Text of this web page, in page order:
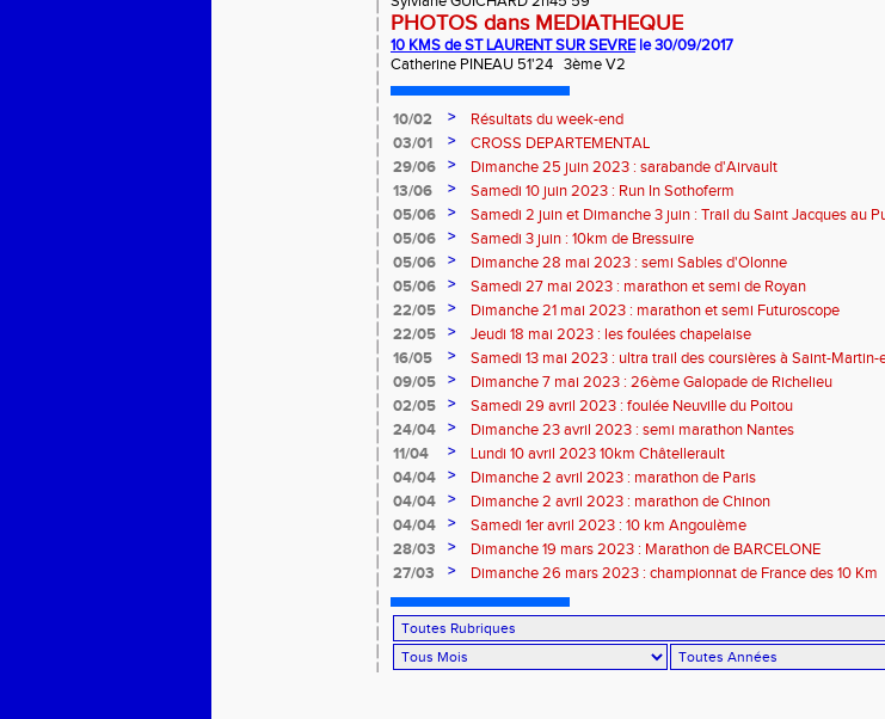
PHOTOS dans MEDIATHEQUE
10 KMS de ST LAURENT SUR SEVREle 30/09/2017
Catherine PINEAU 51'24 3ème V2
10/02 >
Résultats du week-end
03/01
>
CROSS DEPARTEMENTAL
29/06
>
Dimanche 25 juin 2023 : sarabande d'Airvault
13/06
>
Samedi 10 juin 2023 : Run In Sothoferm
05/06
>
Samedi 2 juin et Dimanche 3 juin : Trail du Saint Jacques au
Velay
05/06 >
Samedi 3 juin : 10km de Bressuire
05/06
>
Dimanche 28 mai 2023 : semi Sables d'Olonne
05/06
>
Samedi 27 mai 2023 : marathon et semi de Royan
22/05
>
Dimanche 21 mai 2023 : marathon et semi Futuroscope
22/05
>
Jeudi 18 mai 2023 : les foulées chapelaise
16/05
>
Samedi 13 mai 2023 : ultra trail des coursières à Saint-Martin-
09/05
>
Dimanche 7 mai 2023 : 26ème Galopade de Richelieu
02/05
>
Samedi 29 avril 2023 : foulée Neuville du Poitou
24/04
>
Dimanche 23 avril 2023 : semi marathon Nantes
11/04
>
Lundi 10 avril 2023 10km Châtellerault
04/04
>
Dimanche 2 avril 2023 : marathon de Paris
04/04
>
Dimanche 2 avril 2023 : marathon de Chinon
04/04
>
Samedi 1er avril 2023 : 10 km Angoulème
28/03
>
Dimanche 19 mars 2023 : Marathon de BARCELONE
27/03
> Dimanche 26 mars 2023 : championnat de France des 10 Km